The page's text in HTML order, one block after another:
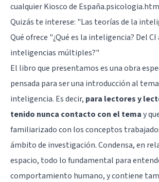
cualquier Kiosco de
Quizás te interese: "Las teorías de la
Qué ofrece "¿Qué es la inteligencia? Del CI
inteligencias múltiples?"
El libro que presentamos es una obra
pensada para ser una introducción al
inteligencia. Es decir, para lectores y
tenido nunca contacto con el temay
familiarizado con los conceptos
ámbito de investigación. Condensa, en
espacio, todo lo fundamental para
comportamiento humano, y contiene